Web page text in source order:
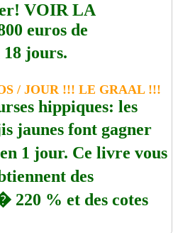
VOIR LA
euros de
jours.
/ JOUR !!! LE GRAAL !!!
hippiques: les
jaunes font gagner
1 jour. Ce livre vous
des
220 % et des cotes